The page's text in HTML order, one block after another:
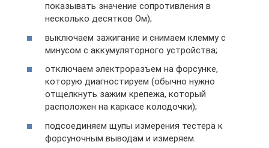
показывать значение сопротивления в
несколько десятков Ом);
выключаем зажигание и снимаем клемму с
минусом с аккумуляторного устройства;
отключаем электроразъем на форсунке,
которую диагностируем (обычно нужно
отщелкнуть зажим крепежа, который
расположен на каркасе колодочки);
подсоединяем щупы измерения тестера к
форсуночным выводам и измеряем.